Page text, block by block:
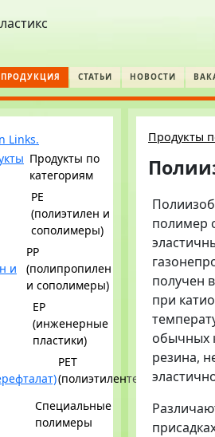
ПРОДУКЦИЯ СТАТЬИ НОВОСТИ
Продукты по
категориям
PE
(полиэтилен и
сополимеры)
PP
(полипропилен
и сополимеры)
EP
(инженерные
пластики)
PET
(полиэтилентерефталат)
Специальные
полимеры
Продукты
полимер
получен
при
обычных
резина,